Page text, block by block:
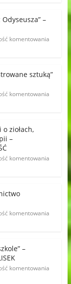
–
komentowania
sztuką”
komentowania
ziołach,
–
komentowania
komentowania
–
komentowania